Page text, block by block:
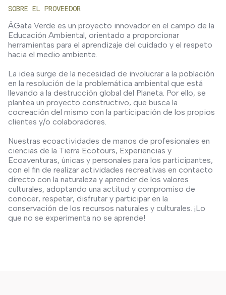
SOBRE EL PROVEEDOR
ÁGata Verde es un proyecto innovador en el campo de la
Educación Ambiental, orientado a proporcionar
herramientas para el aprendizaje del cuidado y el respeto
hacia el medio ambiente.
La idea surge de la necesidad de involucrar a la población
en la resolución de la problemática ambiental que está
llevando a la destrucción global del Planeta. Por ello, se
plantea un proyecto constructivo, que busca la
cocreación del mismo con la participación de los propios
clientes y/o colaboradores.
Nuestras ecoactividades de manos de profesionales en
ciencias de la Tierra Ecotours, Experiencias y
Ecoaventuras, únicas y personales para los participantes,
con el fin de realizar actividades recreativas en contacto
directo con la naturaleza y aprender de los valores
culturales, adoptando una actitud y compromiso de
conocer, respetar, disfrutar y participar en la
conservación de los recursos naturales y culturales. ¡Lo
que no se experimenta no se aprende!